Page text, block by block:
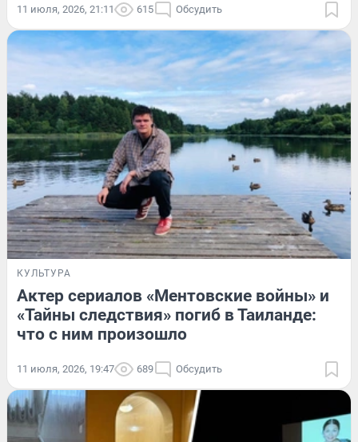
11 июля, 2026, 21:11 615 Обсудить
КУЛЬТУРА
Актер сериалов «Ментовские войны» и
«Тайны следствия» погиб в Таиланде:
что с ним произошло
11 июля, 2026, 19:47 689 Обсудить